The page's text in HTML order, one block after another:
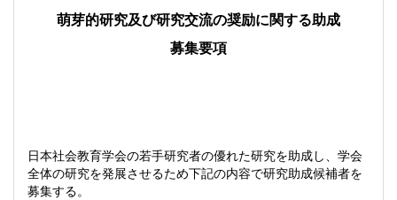
萌芽的研究及び研究交流の奨励に関する助成
募集要項
日本社会教育学会の若手研究者の優れた研究を助成し、学会
全体の研究を発展させるため下記の内容で研究助成候補者を
募集する。